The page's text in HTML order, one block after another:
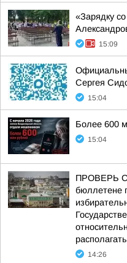
«Зарядку
15:09
Сергея
15:04
Более 600
15:04
ПРОВЕРЬ
бюллетене
14:26